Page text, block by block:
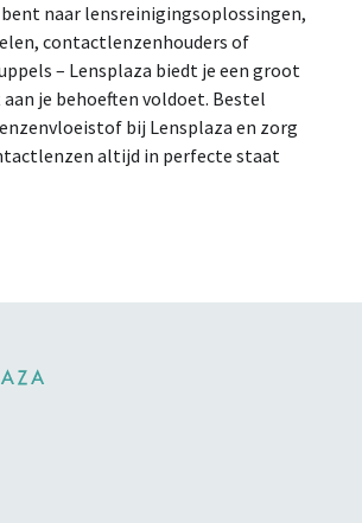
bent naar lensreinigingsoplossingen,
contactlenzenhouders of
– Lensplaza biedt je een groot
je behoeften voldoet. Bestel
bij Lensplaza en zorg
altijd in perfecte staat